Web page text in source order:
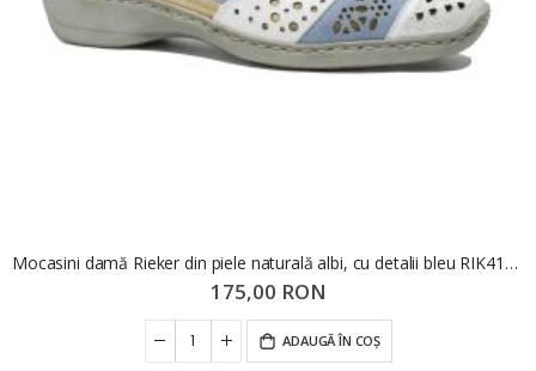
Mocasini damă Rieker din piele naturală albi, cu detalii bleu RIK41358-80
175,00 RON
ADAUGĂ ÎN COȘ